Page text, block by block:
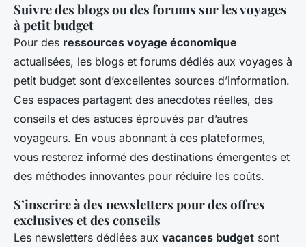
Suivre des blogs ou des forums sur les voyages
à petit budget
Pour des ressources voyage économique
actualisées, les blogs et forums dédiés aux voyages à
petit budget sont d’excellentes sources d’information.
Ces espaces partagent des anecdotes réelles, des
conseils et des astuces éprouvés par d’autres
voyageurs. En vous abonnant à ces plateformes,
vous resterez informé des destinations émergentes et
des méthodes innovantes pour réduire les coûts.
S’inscrire à des newsletters pour des offres
exclusives et des conseils
Les newsletters dédiées aux vacances budget sont